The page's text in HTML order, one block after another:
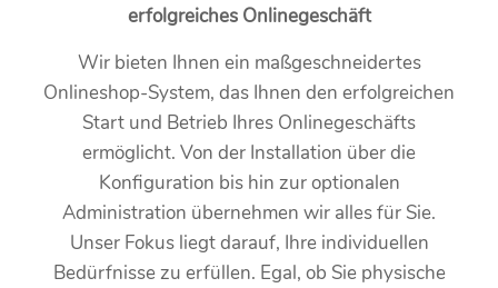
erfolgreiches Onlinegeschäft
Wir bieten Ihnen ein maßgeschneidertes
Onlineshop-System, das Ihnen den erfolgreichen
Start und Betrieb Ihres Onlinegeschäfts
ermöglicht. Von der Installation über die
Konfiguration bis hin zur optionalen
Administration übernehmen wir alles für Sie.
Unser Fokus liegt darauf, Ihre individuellen
Bedürfnisse zu erfüllen. Egal, ob Sie physische